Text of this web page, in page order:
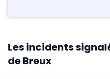
Les incidents
de Breux